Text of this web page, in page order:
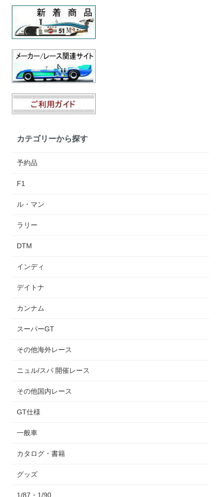
カテゴリーから探す
予約品
F1
ル・マン
ラリー
DTM
インディ
デイトナ
カンナム
スーパーGT
その他海外レース
ニュル/スパ 開催レース
その他国内レース
GT仕様
一般車
カタログ・書籍
グッズ
1/87・1/90